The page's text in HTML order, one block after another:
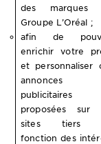
des marques
Groupe L’Oréal ;
afin de
enrichir votre
et personnaliser
annonces
publicitaires
proposées sur
sites tiers
fonction des